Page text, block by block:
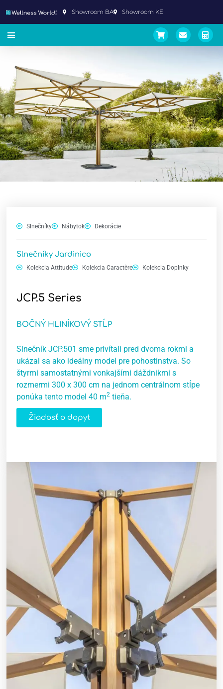
Showroom BA Showroom KE
Slnečníky Nábytok Dekorácie
Slnečníky Jardinico
Kolekcia Attitude Kolekcia Caractère Kolekcia Doplnky
JCP.5 Series
BOČNÝ HLINÍKOVÝ STĹP
Slnečník JCP.501 sme privítali pred dvoma rokmi a
ukázal sa ako ideálny model pre pohostinstva. So
štyrmi samostatnými vonkajšími dáždnikmi s
rozmermi 300 x 300 cm na jednom centrálnom stĺpe
ponúka tento model 40 m2 tieňa.
Žiadosť o dopyt